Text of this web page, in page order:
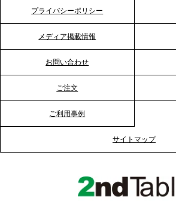
巻きケータリング」が紹介されました
2026.1.20
ーションを活性化
2025.12.12
事提供を実施へ
プライバシーポリシー
メディア掲載情報
お問い合わせ
ご注文
ご利用事例
サイトマップ